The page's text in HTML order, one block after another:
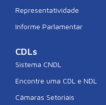
Representatividade
Informe Parlamentar
CDLs
Sistema CNDL
Encontre uma CDL e NDL
Câmaras Setoriais